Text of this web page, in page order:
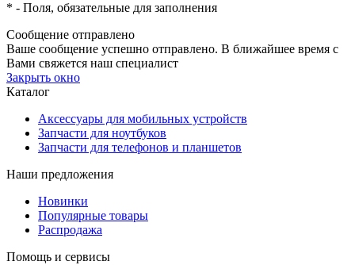
* - Поля, обязательные для заполнения
Сообщение отправлено
Ваше сообщение успешно отправлено. В ближайшее время с
Вами свяжется наш специалист
Закрыть окно
Каталог
Аксессуары для мобильных устройств
Запчасти для ноутбуков
Запчасти для телефонов и планшетов
Наши предложения
Новинки
Популярные товары
Распродажа
Помощь и сервисы